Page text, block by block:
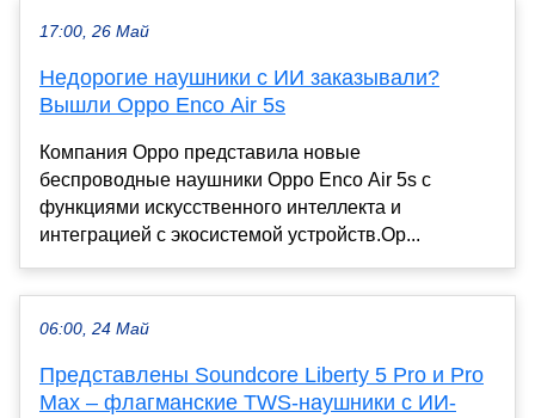
17:00, 26 Май
Недорогие наушники с ИИ заказывали?
Вышли Oppo Enco Air 5s
Компания Oppo представила новые
беспроводные наушники Oppo Enco Air 5s с
функциями искусственного интеллекта и
интеграцией с экосистемой устройств.Op...
06:00, 24 Май
Представлены Soundcore Liberty 5 Pro и Pro
Max – флагманские TWS-наушники с ИИ-